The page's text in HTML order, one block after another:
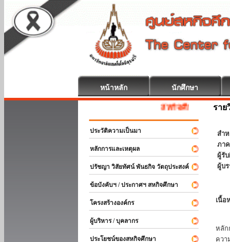
หน้าหลัก นักศึกษา
สหกิจศึกษา ยินดีต้อนรับ
ประวัติความเป็นมา
หลักการและเหตุผล
ปรัชญา วิสัยทัศน์ พันธกิจ วัตถุประสงค์
ข้อบังคับฯ / ประกาศฯ สหกิจศึกษา
โครงสร้างองค์กร
ผู้บริหาร / บุคลากร
ประโยชน์ของสหกิจศึกษา
ราย
สำ
ภา
ผู้รั
ผู้บ
เนื้อ
หลัก
ควา